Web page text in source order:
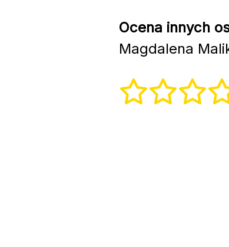
Ocena innych
Magdalena